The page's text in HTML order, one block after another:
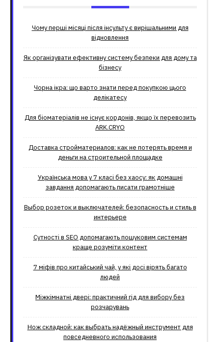
Чому перші місяці після інсульту є вирішальними для
відновлення
Як організувати ефективну систему безпеки для дому та
бізнесу
Чорна ікра: що варто знати перед покупкою цього
делікатесу
Для біоматеріалів не існує кордонів, якщо їх перевозить
ARK.CRYO
Доставка стройматериалов: как не потерять время и
деньги на строительной площадке
Українська мова у 7 класі без хаосу: як домашні
завдання допомагають писати грамотніше
Выбор розеток и выключателей: безопасность и стиль в
интерьере
Сутності в SEO допомагають пошуковим системам
краще розуміти контент
7 міфів про китайський чай, у які досі вірять багато
людей
Міжкімнатні двері: практичний гід для вибору без
розчарувань
Нож складной: как выбрать надёжный инструмент для
повседневного использования